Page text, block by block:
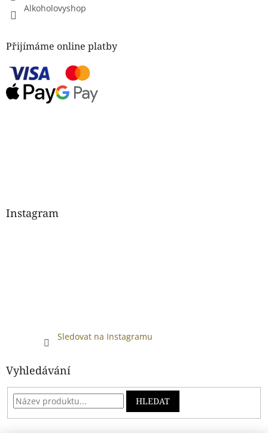
Alkoholovyshop
Přijímáme online platby
Instagram
Sledovat na Instagramu
Vyhledávání
HLEDAT